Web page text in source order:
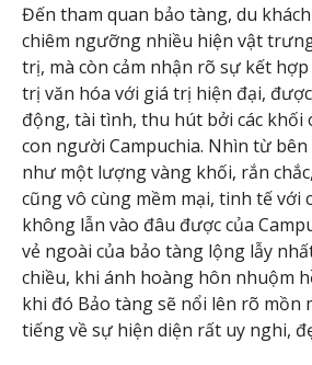
Đến tham quan bảo tàng, du
chiêm ngưỡng nhiều hiện vật
trị, mà còn cảm nhận rõ sự kết
trị văn hóa với giá trị hiện đại,
động, tài tình, thu hút bởi các khối
con người Campuchia. Nhìn từ
như một lượng vàng khối, rắn
cũng vô cùng mềm mại, tinh tế với
không lẫn vào đâu được của
vẻ ngoài của bảo tàng lộng lẫy
chiều, khi ánh hoàng hôn nhuộm
khi đó Bảo tàng sẽ nổi lên rõ mồn
tiếng về sự hiện diện rất uy nghi,